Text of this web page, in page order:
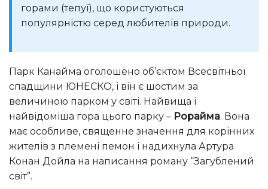
горами (тепуї), що користуються
популярністю серед любителів природи.
Парк Канайма оголошено об’єктом Всесвітньої
спадщини ЮНЕСКО, і він є шостим за
величиною парком у світі. Найвища і
найвідоміша гора цього парку – Рорайма. Вона
має особливе, священне значення для корінних
жителів з племені пемон і надихнула Артура
Конан Дойла на написання роману “Загублений
світ”.